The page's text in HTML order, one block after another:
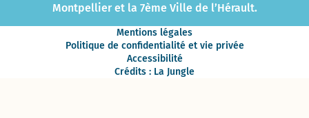
Montpellier et la 7ème Ville de l’Hérault.
Mentions légales
Politique de confidentialité et vie privée
Accessibilité
Crédits : La Jungle